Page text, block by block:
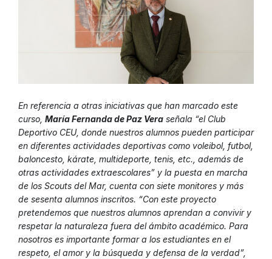
En referencia a otras iniciativas que han marcado este
curso, María Fernanda de Paz Vera señala “el Club
Deportivo CEU, donde nuestros alumnos pueden participar
en diferentes actividades deportivas como voleibol, futbol,
baloncesto, kárate, multideporte, tenis, etc., además de
otras actividades extraescolares” y la puesta en marcha
de los Scouts del Mar, cuenta con siete monitores y más
de sesenta alumnos inscritos. “Con este proyecto
pretendemos que nuestros alumnos aprendan a convivir y
respetar la naturaleza fuera del ámbito académico. Para
nosotros es importante formar a los estudiantes en el
respeto, el amor y la búsqueda y defensa de la verdad”,